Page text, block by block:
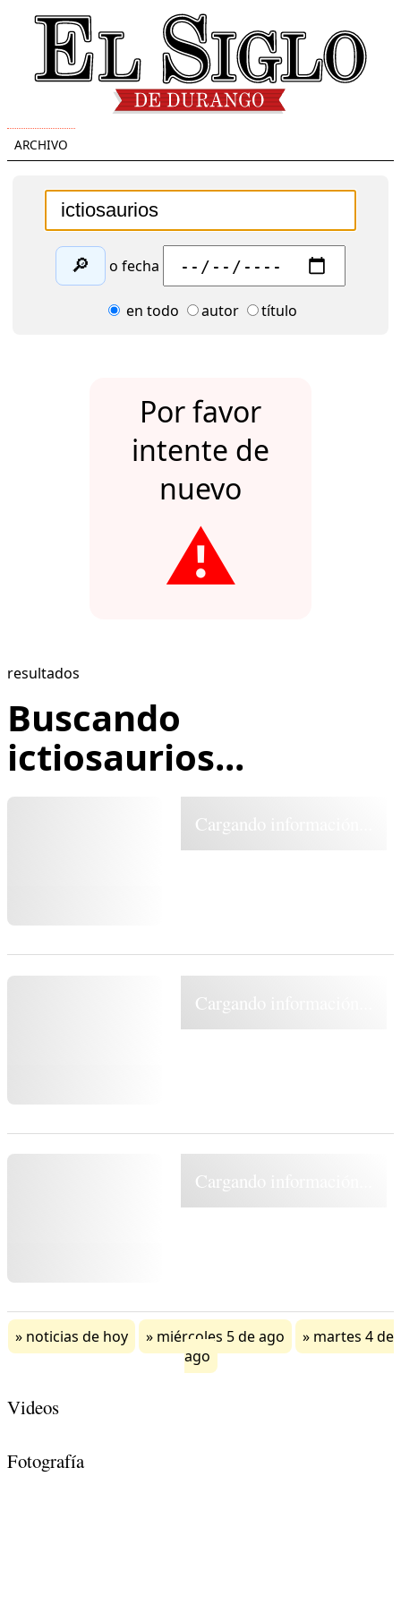
ARCHIVO
🔎 o fecha
en todo autor título
Por favor
intente de
nuevo
⚠️
resultados
Buscando
ictiosaurios...
Cargando información...
Cargando información...
Cargando información...
noticias de hoy miércoles 5 de ago
martes 4 de
ago
Videos
Fotografía